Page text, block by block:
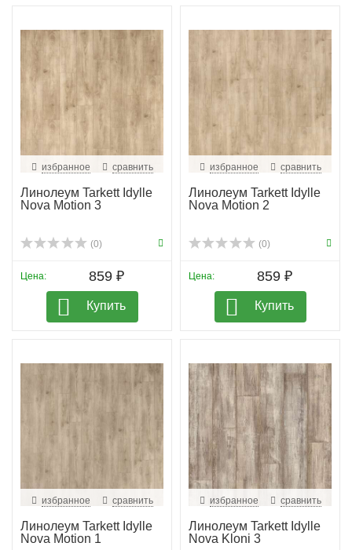
избранное сравнить
Линолеум Tarkett Idylle
Nova Motion 3
(0)
Цена: 859 ₽
Купить
избранное сравнить
Линолеум Tarkett Idylle
Nova Motion 2
(0)
Цена: 859 ₽
Купить
избранное сравнить
Линолеум Tarkett Idylle
Nova Motion 1
избранное сравнить
Линолеум Tarkett Idylle
Nova Kloni 3